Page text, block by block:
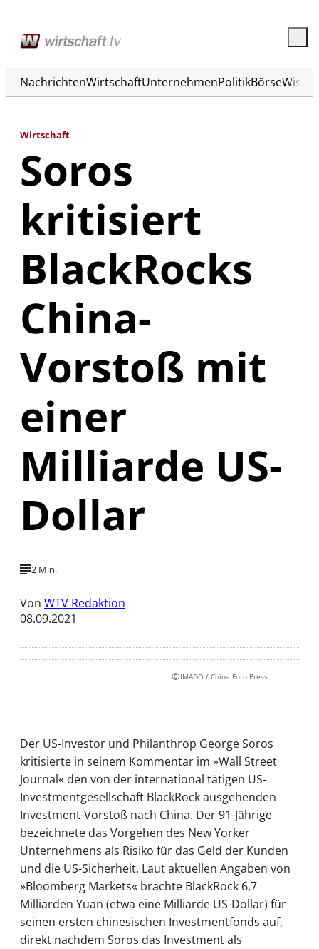
NachrichtenWirtschaftUnternehmenPolitikBörse
Wirtschaft
Soros
kritisiert
BlackRocks
China-
Vorstoß mit
einer
Milliarde US-
Dollar
2 Min.
Von WTV Redaktion
08.09.2021
©IMAGO / China Foto Press
Der US-Investor und Philanthrop George Soros
kritisierte in seinem Kommentar im »Wall Street
Journal« den von der international tätigen US-
Investmentgesellschaft BlackRock ausgehenden
Investment-Vorstoß nach China. Der 91-Jährige
bezeichnete das Vorgehen des New Yorker
Unternehmens als Risiko für das Geld der Kunden
und die US-Sicherheit. Laut aktuellen Angaben von
»Bloomberg Markets« brachte BlackRock 6,7
Milliarden Yuan (etwa eine Milliarde US-Dollar) für
seinen ersten chinesischen Investmentfonds auf,
direkt nachdem Soros das Investment als